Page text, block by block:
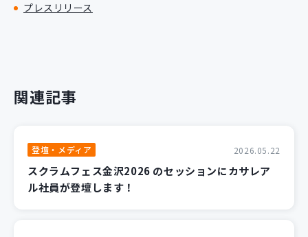
プレスリリース
関連記事
登壇・メディア 2026.05.22
スクラムフェス金沢2026 のセッションにカサレア
ル社員が登壇します！